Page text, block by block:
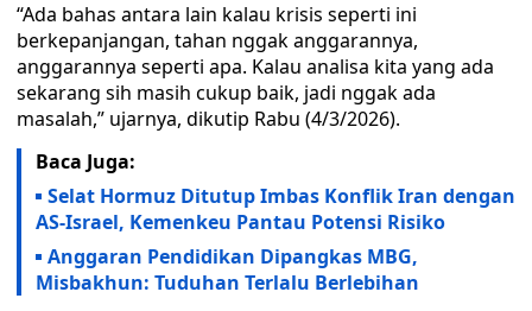
“Ada bahas antara lain kalau krisis seperti ini
berkepanjangan, tahan nggak anggarannya,
anggarannya seperti apa. Kalau analisa kita yang ada
sekarang sih masih cukup baik, jadi nggak ada
masalah,” ujarnya, dikutip Rabu (4/3/2026).
Baca Juga:
Selat Hormuz Ditutup Imbas Konflik Iran dengan
AS-Israel, Kemenkeu Pantau Potensi Risiko
Anggaran Pendidikan Dipangkas MBG,
Misbakhun: Tuduhan Terlalu Berlebihan